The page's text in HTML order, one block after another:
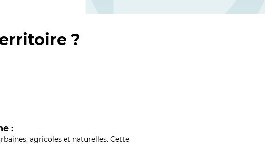
?
:
agricoles et naturelles. Cette